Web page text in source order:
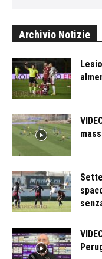
Archivio Notizie